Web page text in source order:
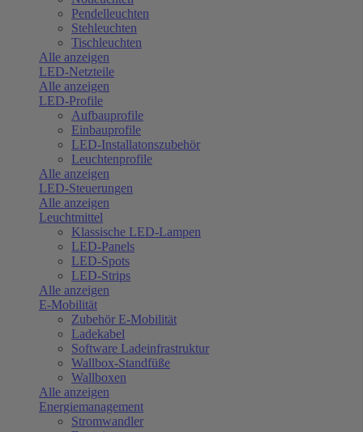
Pendelleuchten
Stehleuchten
Tischleuchten
Alle anzeigen
LED-Netzteile
Alle anzeigen
LED-Profile
Aufbauprofile
Einbauprofile
LED-Installatonszubehör
Leuchtenprofile
Alle anzeigen
LED-Steuerungen
Alle anzeigen
Leuchtmittel
Klassische LED-Lampen
LED-Panels
LED-Spots
LED-Strips
Alle anzeigen
E-Mobilität
Zubehör E-Mobilität
Ladekabel
Software Ladeinfrastruktur
Wallbox-Standfüße
Wallboxen
Alle anzeigen
Energiemanagement
Stromwandler